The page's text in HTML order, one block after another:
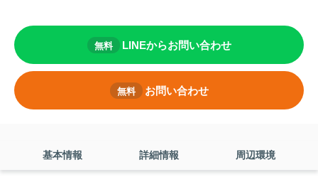
無料 LINEからお問い合わせ
無料 お問い合わせ
基本情報 詳細情報 周辺環境